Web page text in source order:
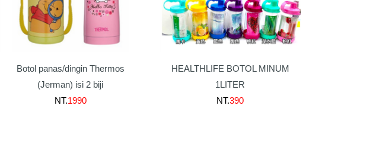
Botol panas/dingin Thermos
(Jerman) isi 2 biji
NT.1990
HEALTHLIFE BOTOL MINUM
1LITER
NT.390